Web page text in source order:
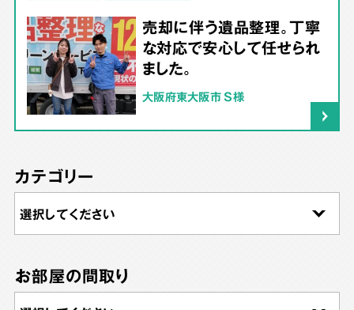
売却に伴う遺品整理。丁寧
な対応で安心して任せられ
ました。
大阪府東大阪市 S様
カテゴリー
お部屋の間取り